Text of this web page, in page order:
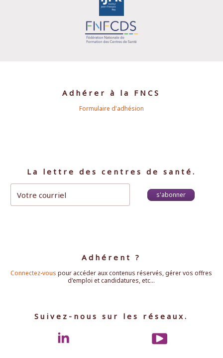
Adhérer à la FNCS
Formulaire d'adhésion
La lettre des centres de santé.
s'abonner
Adhérent ?
Connectez-vous pour accéder aux contenus réservés, gérer vos offres
d'emploi et candidatures, etc...
Suivez-nous sur les réseaux.